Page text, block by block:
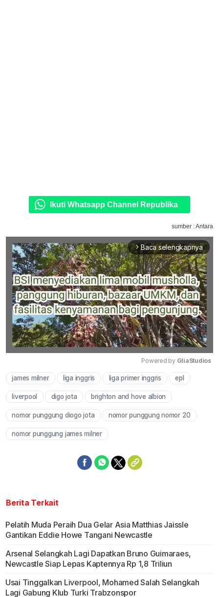
Ikuti Whatsapp Channel Republika
sumber : Antara
arrow_forward_ios Baca selengkapnya
Mute
Powered by GliaStudios
james milner liga inggris liga primer inggris epl
liverpool digo jota brighton and hove albion
nomor punggung diogo jota nomor punggung nomor 20
nomor punggung james milner
Berita Terkait
Pelatih Muda Peraih Dua Gelar Asia Matthias Jaissle
Gantikan Eddie Howe Tangani Newcastle
Arsenal Selangkah Lagi Dapatkan Bruno Guimaraes,
Newcastle Siap Lepas Kaptennya Rp 1,8 Triliun
Usai Tinggalkan Liverpool, Mohamed Salah Selangkah
Lagi Gabung Klub Turki Trabzonspor